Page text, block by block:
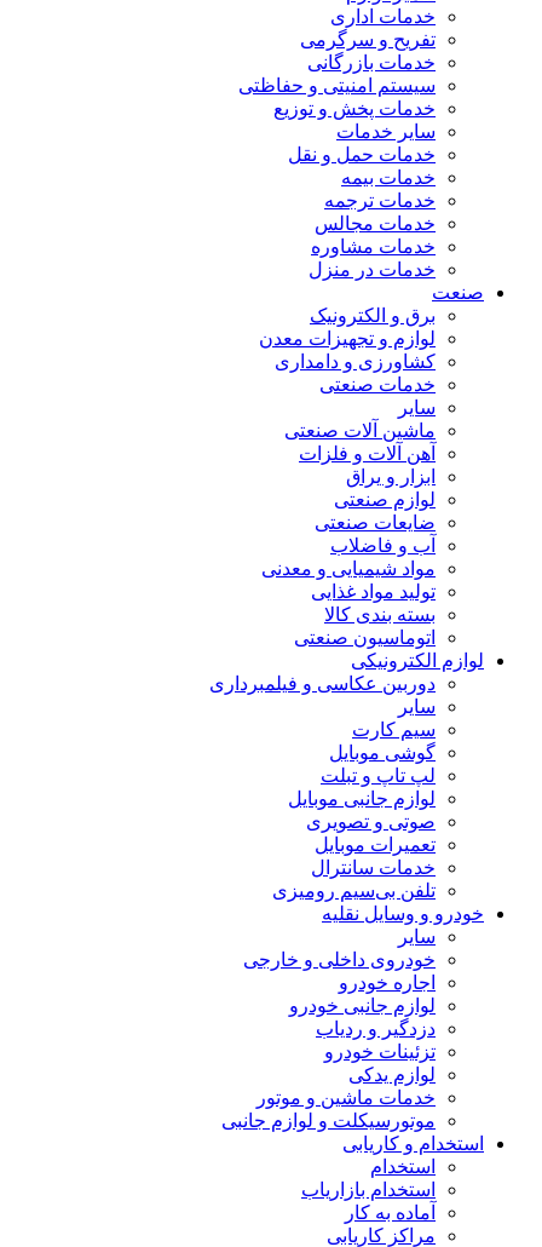
خدمات اداری
تفریح و سرگرمی
خدمات بازرگانی
سیستم امنیتی و حفاظتی
خدمات پخش و توزیع
سایر خدمات
خدمات حمل و نقل
خدمات بیمه
خدمات ترجمه
خدمات مجالس
خدمات مشاوره
خدمات در منزل
صنعت
برق و الکترونیک
لوازم و تجهیزات معدن
کشاورزی و دامداری
خدمات صنعتی
سایر
ماشین آلات صنعتی
آهن آلات و فلزات
ابزار و یراق
لوازم صنعتی
ضایعات صنعتی
آب و فاضلاب
مواد شیمیایی و معدنی
تولید مواد غذایی
بسته بندی کالا
اتوماسیون صنعتی
لوازم الکترونیکی
دوربین عکاسی و فیلمبرداری
سایر
سیم کارت
گوشی موبایل
لپ تاپ و تبلت
لوازم جانبی موبایل
صوتی و تصویری
تعمیرات موبایل
خدمات سانترال
تلفن بی‌سیم رومیزی
خودرو و وسایل نقلیه
سایر
خودروی داخلی و خارجی
اجاره خودرو
لوازم جانبی خودرو
دزدگیر و ردیاب
تزئینات خودرو
لوازم یدکی
خدمات ماشین و موتور
موتورسیکلت و لوازم جانبی
استخدام و کاریابی
استخدام
استخدام بازاریاب
آماده به کار
مراکز کاریابی